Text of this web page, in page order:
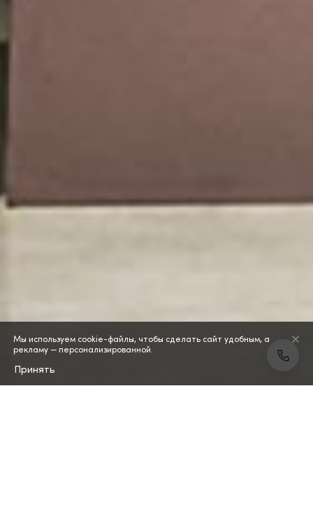
Мы используем cookie-файлы, чтобы сделать сайт удобным, а
рекламу — персонализированной.
Принять